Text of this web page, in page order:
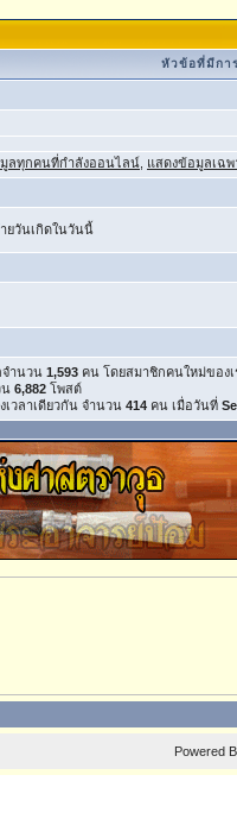
หัวข้อที่มีกา
ลทุกคนที่กำลังออนไลน์ แสดงข้อมูลเฉพ
ยวันเกิดในวันนี้
จำนวน 1,593 คน โดยสมาชิกคนใหม่ของ
น 6,882 โพสต์
เวลาเดียวกัน จำนวน 414 คน เมื่อวันที่
Powered